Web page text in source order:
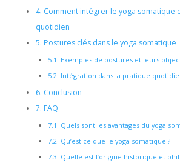
4. Comment intégrer le yoga somatique
quotidien
5. Postures clés dans le yoga somatique
5.1. Exemples de postures et leurs
5.2. Intégration dans la pratique
6. Conclusion
7. FAQ
7.1. Quels sont les avantages du yoga
7.2. Qu’est-ce que le yoga somatique ?
7.3. Quelle est l’origine historique et